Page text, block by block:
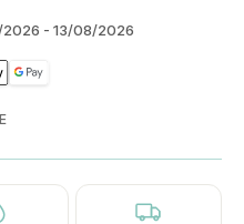
2026 - 13/08/2026